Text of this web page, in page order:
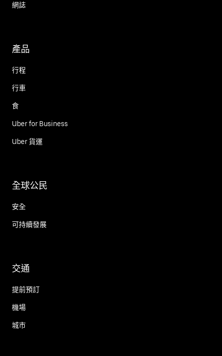
網誌
產品
行程
行車
食
Uber for Business
Uber 貨運
全球公民
安全
可持續發展
交通
提前預訂
機場
城市